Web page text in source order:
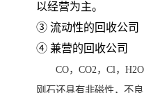
以经营为主。
③ 流动性的回收公司
④ 兼营的回收公司
CO，CO2，Cl，H2O
刚石还具有非磁性，不